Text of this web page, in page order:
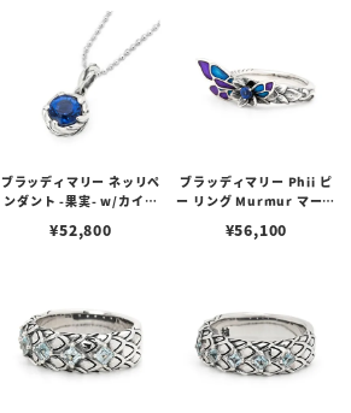
ブラッディマリー ネッリペ
ンダント -果実- w/カイヤ
¥52,800
ブラッディマリー Phii ピ
ー リング Murmur マーマ
¥56,100